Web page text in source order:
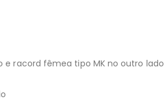
e racord fêmea tipo MK no outro lado